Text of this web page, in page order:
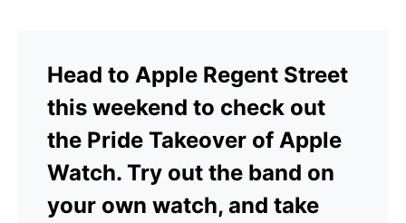
Head to Apple Regent Street
this weekend to check out
the Pride Takeover of Apple
Watch. Try out the band on
your own watch, and take